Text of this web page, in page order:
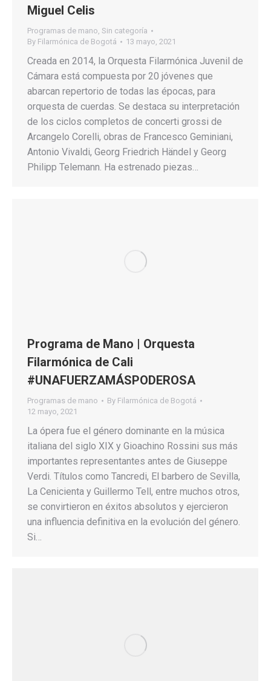
Miguel Celis
Programas de mano Sin categoría
By Filarmónica de Bogotá 13 mayo, 2021
Creada en 2014, la Orquesta Filarmónica Juvenil de
Cámara está compuesta por 20 jóvenes que
abarcan repertorio de todas las épocas, para
orquesta de cuerdas. Se destaca su interpretación
de los ciclos completos de concerti grossi de
Arcangelo Corelli, obras de Francesco Geminiani,
Antonio Vivaldi, Georg Friedrich Händel y Georg
Philipp Telemann. Ha estrenado piezas…
Programa de Mano | Orquesta
Filarmónica de Cali
#UNAFUERZAMÁSPODEROSA
Programas de mano By Filarmónica de Bogotá
12 mayo, 2021
La ópera fue el género dominante en la música
italiana del siglo XIX y Gioachino Rossini sus más
importantes representantes antes de Giuseppe
Verdi. Títulos como Tancredi, El barbero de Sevilla,
La Cenicienta y Guillermo Tell, entre muchos otros,
se convirtieron en éxitos absolutos y ejercieron
una influencia definitiva en la evolución del género.
Si…